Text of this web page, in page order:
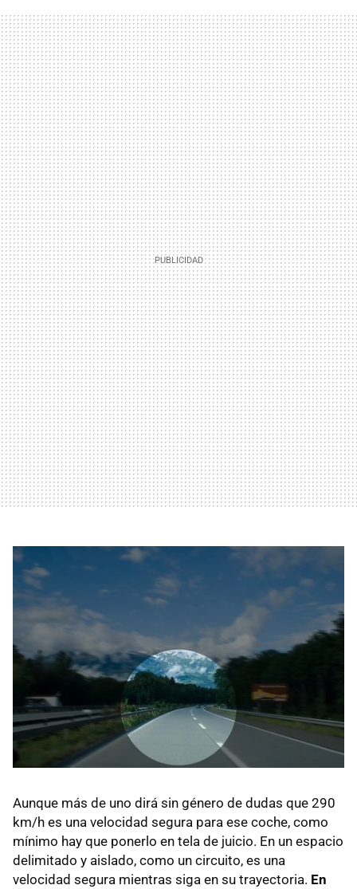
Aunque más de uno dirá sin género de dudas que 290
km/h es una velocidad segura para ese coche, como
mínimo hay que ponerlo en tela de juicio. En un espacio
delimitado y aislado, como un circuito, es una
velocidad segura mientras siga en su trayectoria. En